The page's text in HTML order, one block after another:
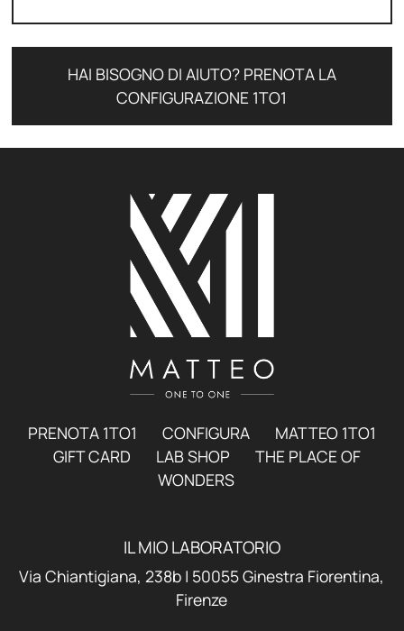
HAI BISOGNO DI AIUTO? PRENOTA LA
CONFIGURAZIONE 1TO1
PRENOTA 1TO1 CONFIGURA
MATTEO 1TO1
GIFT CARD
LAB SHOP
THE PLACE OF
WONDERS
IL MIO LABORATORIO
Via Chiantigiana, 238b | 50055 Ginestra Fiorentina,
Firenze